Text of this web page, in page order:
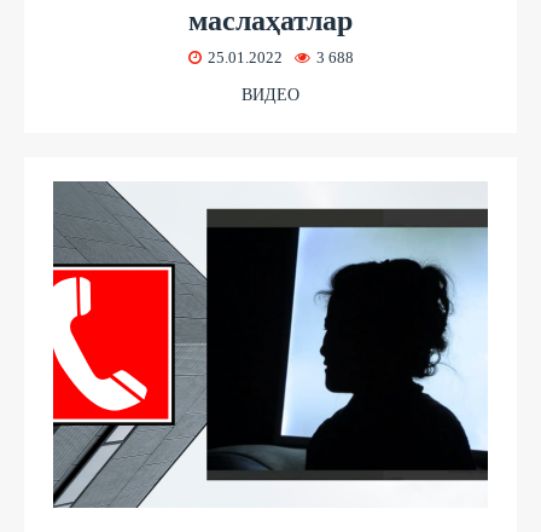
маслаҳатлар
25.01.2022 3 688
ВИДЕО